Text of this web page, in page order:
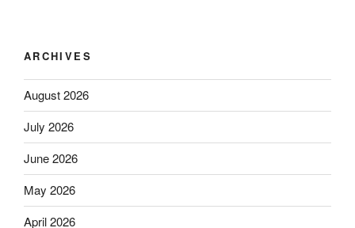
ARCHIVES
August 2026
July 2026
June 2026
May 2026
April 2026